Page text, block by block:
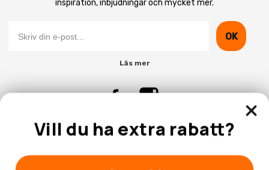
inspiration, inbjudningar och mycket mer.
OK
Läs mer
Vill du ha extra rabatt?